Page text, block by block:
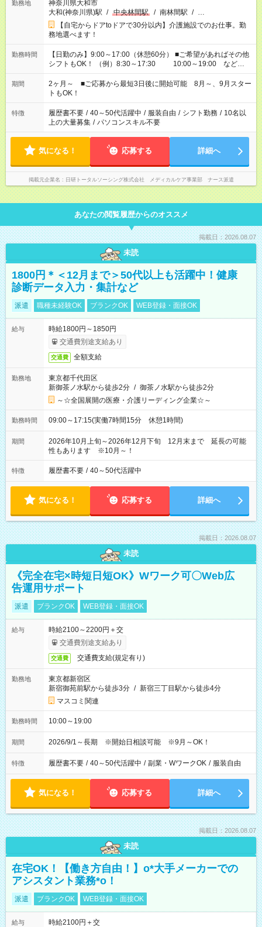
勤務地
神奈川県大和市
大和(神奈川県)駅 / 中央林間駅 / 南林間駅 / …
【自宅からドアtoドアで30分以内】介護施設でのお仕事。勤
務地選べます！
勤務時間
【日勤のみ】9:00～17:00（休憩60分） ■ご希望があればその他
シフトもOK！ （例）8:30～17:30 10:00～19:00 など
「家族とお休みを合わせたい」 「できれば残業はしたくない」
など、あなたのご希望に沿ったお仕事をご紹介します！ ※Wワ
ーク希望の方へ 今ご覧のお仕事で希望する勤務時間と、もう1つ
のお仕事の勤務時間。 合計で週40時間を超える場合は応募でき
ません
期間
2ヶ月～ ■ご応募から最短3日後に開始可能 8月～、9月スター
トもOK！
特徴 履歴書不要 / 40～50代活躍中 / 服装自由 / シフト勤務 / 10名以
上の大量募集 / パソコンスキル不要
気になる！ 応募する 詳細へ
掲載元企業名 日研トータルソーシング株式会社 メディカルケア事業部 ナース派遣
あなたの閲覧履歴からのオススメ
掲載日：2026.08.07
未読
1800円＊＜12月まで＞50代以上も活躍中！健康
診断データ入力・集計など
派遣 職種未経験OK ブランクOK WEB登録・面接OK
給与
時給1800円～1850円
交通費別途支給あり
交通費 全額支給
勤務地
東京都千代田区
新御茶ノ水駅から徒歩2分 / 御茶ノ水駅から徒歩2分
～☆全国展開の医療・介護リーディング企業☆～
勤務時間 09:00～17:15(実働7時間15分 休憩1時間)
期間
2026年10月上旬～2026年12月下旬 12月末まで 延長の可能
性もあります ※10月～！
特徴 履歴書不要 / 40～50代活躍中
気になる！ 応募する 詳細へ
掲載日：2026.08.07
未読
《完全在宅×時短日短OK》Wワーク可〇Web広
告運用サポート
派遣 ブランクOK WEB登録・面接OK
給与
時給2100～2200円＋交
交通費別途支給あり
交通費 交通費支給(規定有り)
勤務地
東京都新宿区
新宿御苑前駅から徒歩3分 / 新宿三丁目駅から徒歩4分
マスコミ関連
勤務時間 10:00～19:00
期間 2026/9/1～長期 ※開始日相談可能 ※9月～OK！
特徴 履歴書不要 / 40～50代活躍中 / 副業・WワークOK / 服装自由
気になる！ 応募する 詳細へ
掲載日：2026.08.07
未読
在宅OK！【働き方自由！】o*大手メーカーでの
アシスタント業務*o！
派遣 ブランクOK WEB登録・面接OK
給与
時給2100円＋交